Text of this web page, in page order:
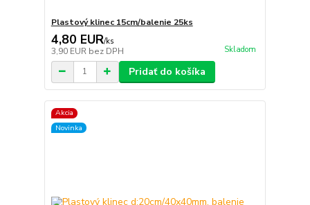
Plastový klinec 15cm/balenie 25ks
4,80 EUR/ks
3,90 EUR bez DPH Skladom
Pridať do košíka
Akcia
Novinka